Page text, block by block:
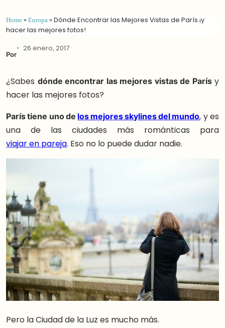
Home »Europa »Dónde Encontrar las Mejores Vistas de París ¡y
hacer las mejores fotos!
Por
26 enero, 2017
¿Sabes dónde encontrar las mejores vistas de Parísy
hacer las mejores fotos?
París tiene uno de los mejores skylines del mundo, y es
una de las ciudades más románticas para
viajar en pareja. Eso no lo puede dudar nadie.
Pero la Ciudad de la Luz es mucho más.